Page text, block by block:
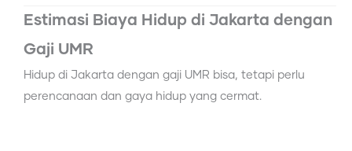
Estimasi Biaya Hidup di Jakarta dengan
Gaji UMR
Hidup di Jakarta dengan gaji UMR bisa, tetapi perlu
perencanaan dan gaya hidup yang cermat.